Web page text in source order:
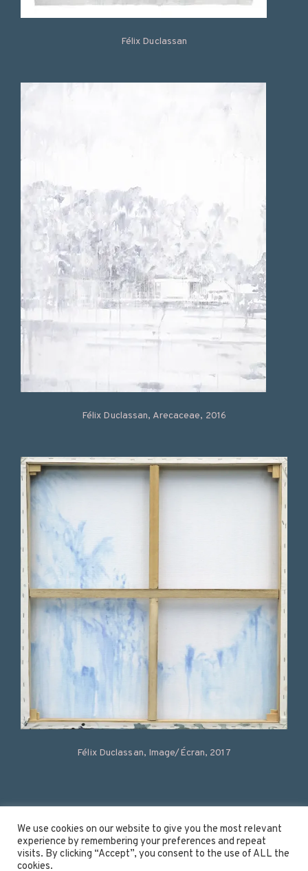
Félix Duclassan
Félix Duclassan, Arecaceae, 2016
Félix Duclassan, Image/Écran, 2017
Instagram
Linkedin
Youtube
We use cookies on our website to give you the most relevant
experience by remembering your preferences and repeat
visits. By clicking “Accept”, you consent to the use of ALL the
cookies.